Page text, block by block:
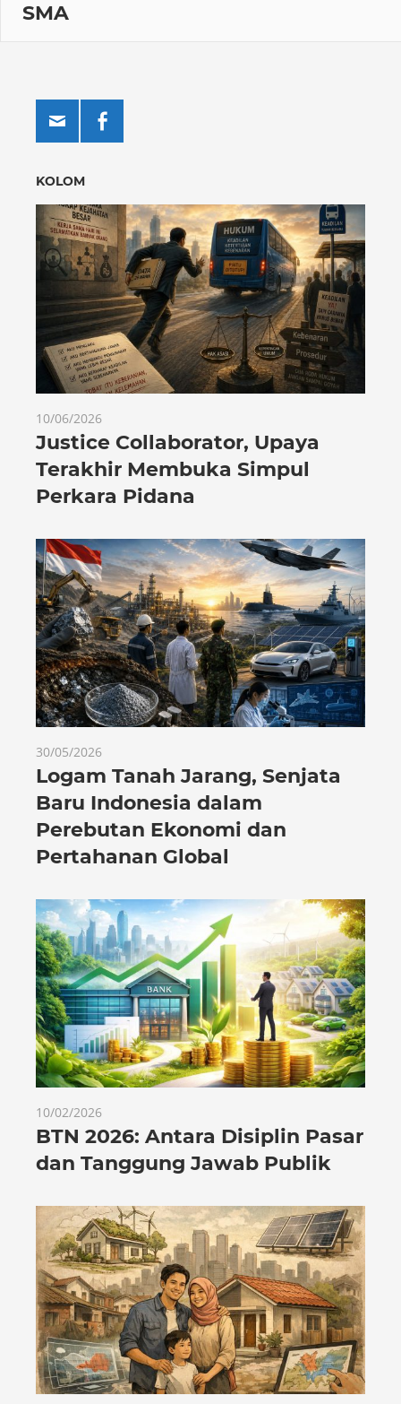
SMA
KOLOM
10/06/2026
Justice Collaborator, Upaya
Terakhir Membuka Simpul
Perkara Pidana
30/05/2026
Logam Tanah Jarang, Senjata
Baru Indonesia dalam
Perebutan Ekonomi dan
Pertahanan Global
10/02/2026
BTN 2026: Antara Disiplin Pasar
dan Tanggung Jawab Publik